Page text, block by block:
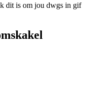
dit is om jou dwgs in gif